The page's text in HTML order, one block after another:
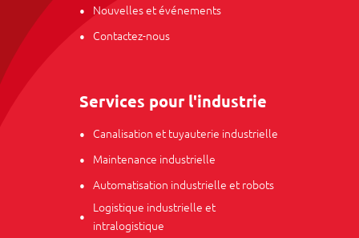
Nouvelles et événements
Contactez-nous
Services pour l'industrie
Canalisation et tuyauterie industrielle
Maintenance industrielle
Automatisation industrielle et robots
Logistique industrielle et
intralogistique